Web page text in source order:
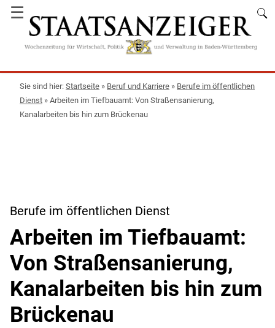
☰
Startseite » Beruf und Karriere » Berufe im öffentlichen
Dienst » Arbeiten im Tiefbauamt: Von Straßensanierung,
Kanalarbeiten bis hin zum Brückenau
Berufe im öffentlichen Dienst
Arbeiten im Tiefbauamt:
Von Straßensanierung,
Kanalarbeiten bis hin zum
Brückenau